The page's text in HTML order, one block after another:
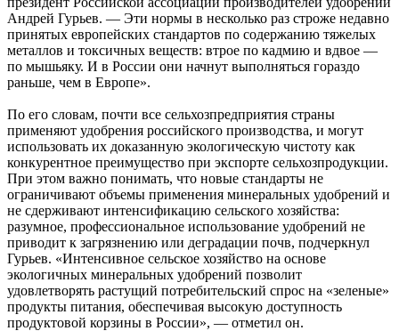
Андрей Гурьев. — Эти нормы в несколько раз строже недавно
принятых европейских стандартов по содержанию тяжелых
металлов и токсичных веществ: втрое по кадмию и вдвое —
по мышьяку. И в России они начнут выполняться гораздо
раньше, чем в Европе».
По его словам, почти все сельхозпредприятия страны
применяют удобрения российского производства, и могут
использовать их доказанную экологическую чистоту как
конкурентное преимущество при экспорте сельхозпродукции.
При этом важно понимать, что новые стандарты не
ограничивают объемы применения минеральных удобрений и
не сдерживают интенсификацию сельского хозяйства:
разумное, профессиональное использование удобрений не
приводит к загрязнению или деградации почв, подчеркнул
Гурьев. «Интенсивное сельское хозяйство на основе
экологичных минеральных удобрений позволит
удовлетворять растущий потребительский спрос на «зеленые»
продукты питания, обеспечивая высокую доступность
продуктовой корзины в России», — отметил он.